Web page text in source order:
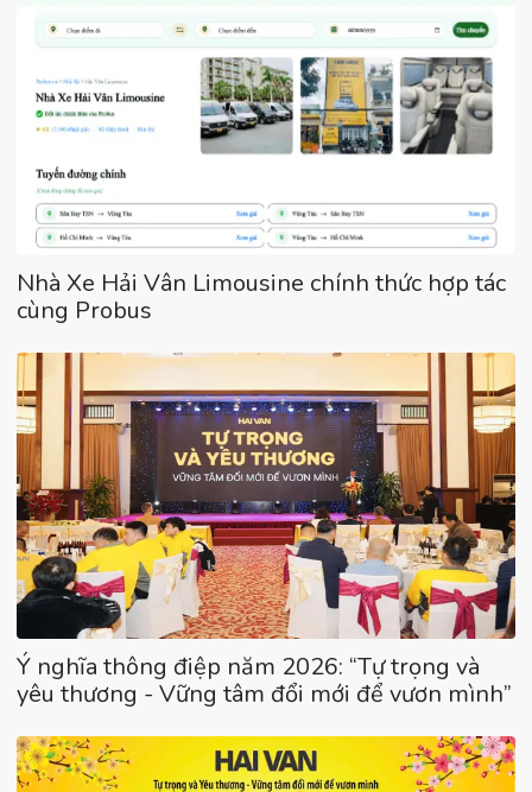
Nhà Xe Hải Vân Limousine chính thức hợp tác
cùng Probus
Ý nghĩa thông điệp năm 2026: “Tự trọng và
yêu thương - Vững tâm đổi mới để vươn mình”